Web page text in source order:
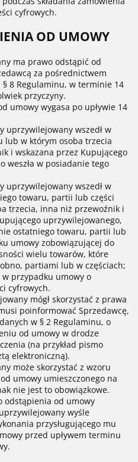
cyfrowych.
OD UMOWY
ma prawo odstąpić od
za pośrednictwem
8 Regulaminu, w terminie 14
przyczyny.
umowy wygasa po upływie 14
uprzywilejowany wszedł w
lub w którym osoba trzecia
i wskazana przez Kupującego
weszła w posiadanie tego
uprzywilejowany wszedł w
towaru, partii lub części
trzecia, inna niż przewoźnik i
uprzywilejowanego,
ostatniego towaru, partii lub
umowy zobowiązującej do
wielu towarów, które
partiami lub w częściach;
przypadku umowy o
cyfrowych.
mógł skorzystać z prawa
poinformować Sprzedawcę,
w § 2 Regulaminu, o
od umowy w drodze
(na przykład pismo
elektroniczną).
może skorzystać z wzoru
umowy umieszczonego na
nie jest to obowiązkowe.
odstąpienia od umowy
wyśle
przysługującego mu
przed upływem terminu